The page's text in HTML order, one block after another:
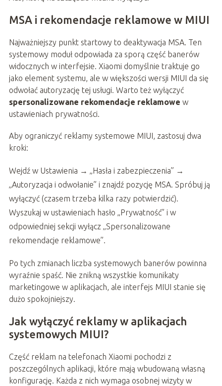
MSA i rekomendacje reklamowe w MIUI
Najważniejszy punkt startowy to deaktywacja MSA. Ten
systemowy moduł odpowiada za sporą część banerów
widocznych w interfejsie. Xiaomi domyślnie traktuje go
jako element systemu, ale w większości wersji MIUI da się
odwołać autoryzację tej usługi. Warto też wyłączyć
spersonalizowane rekomendacje reklamowe w
ustawieniach prywatności.
Aby ograniczyć reklamy systemowe MIUI, zastosuj dwa
kroki:
Wejdź w Ustawienia → „Hasła i zabezpieczenia” →
„Autoryzacja i odwołanie” i znajdź pozycję MSA. Spróbuj ją
wyłączyć (czasem trzeba kilka razy potwierdzić).
Wyszukaj w ustawieniach hasło „Prywatność” i w
odpowiedniej sekcji wyłącz „Spersonalizowane
rekomendacje reklamowe”.
Po tych zmianach liczba systemowych banerów powinna
wyraźnie spaść. Nie znikną wszystkie komunikaty
marketingowe w aplikacjach, ale interfejs MIUI stanie się
dużo spokojniejszy.
Jak wyłączyć reklamy w aplikacjach
systemowych MIUI?
Część reklam na telefonach Xiaomi pochodzi z
poszczególnych aplikacji, które mają wbudowaną własną
konfigurację. Każda z nich wymaga osobnej wizyty w